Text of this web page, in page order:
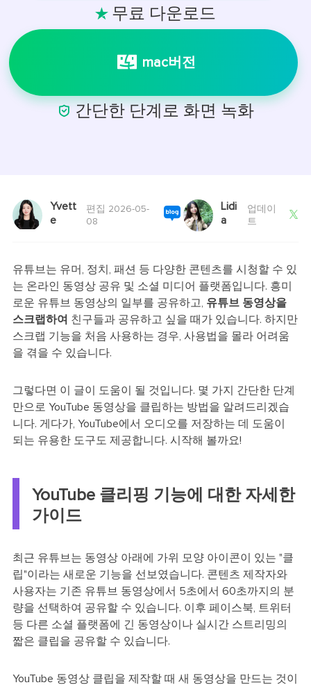
 무료 다운로드
mac버전
 간단한 단계로 화면 녹화
Yvett
e
편집 2026-05-
08
Lidi
a
업데이
트

유튜브는 유머, 정치, 패션 등 다양한 콘텐츠를 시청할 수 있
는 온라인 동영상 공유 및 소셜 미디어 플랫폼입니다. 흥미
로운 유튜브 동영상의 일부를 공유하고, 유튜브 동영상을
스크랩하여 친구들과 공유하고 싶을 때가 있습니다. 하지만
스크랩 기능을 처음 사용하는 경우, 사용법을 몰라 어려움
을 겪을 수 있습니다.
그렇다면 이 글이 도움이 될 것입니다. 몇 가지 간단한 단계
만으로 YouTube 동영상을 클립하는 방법을 알려드리겠습
니다. 게다가, YouTube에서 오디오를 저장하는 데 도움이
되는 유용한 도구도 제공합니다. 시작해 볼까요!
YouTube 클리핑 기능에 대한 자세한
가이드
최근 유튜브는 동영상 아래에 가위 모양 아이콘이 있는 "클
립"이라는 새로운 기능을 선보였습니다. 콘텐츠 제작자와
사용자는 기존 유튜브 동영상에서 5초에서 60초까지의 분
량을 선택하여 공유할 수 있습니다. 이후 페이스북, 트위터
등 다른 소셜 플랫폼에 긴 동영상이나 실시간 스트리밍의
짧은 클립을 공유할 수 있습니다.
YouTube 동영상 클립을 제작할 때 새 동영상을 만드는 것이